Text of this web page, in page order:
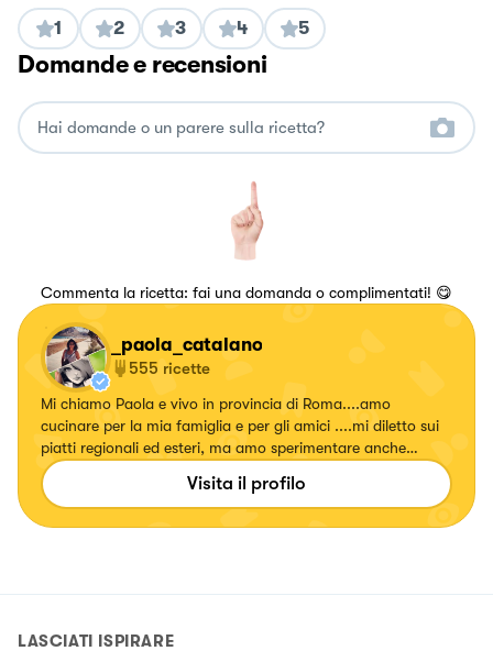
1 2 3 4 5
Domande e recensioni
Commenta la ricetta: fai una domanda o complimentati! 😋
_paola_catalano
555 ricette
Mi chiamo Paola e vivo in provincia di Roma....amo
cucinare per la mia famiglia e per gli amici ....mi diletto sui
piatti regionali ed esteri, ma amo sperimentare anche
ricette con erbe e fiori, confetture e liquori. Seguitemi!!!!
Su... #fattierifattiamodomioVisita il profilo
LASCIATI ISPIRARE